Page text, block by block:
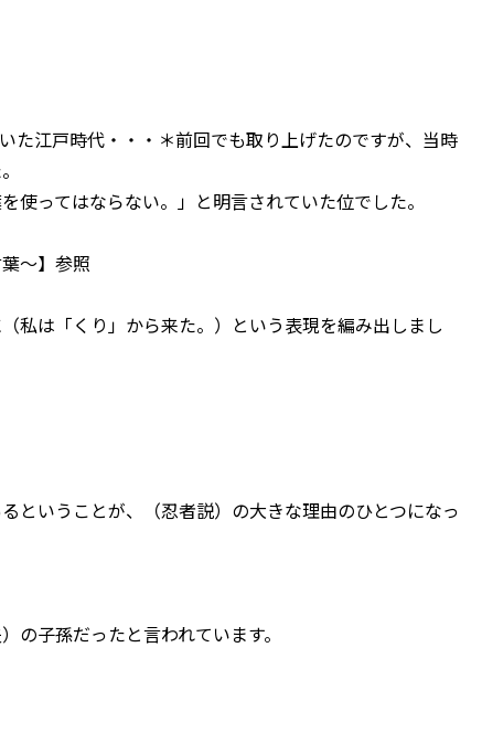
た江戸時代・・・＊前回でも取り上げたのですが、当時
使ってはならない。」と明言されていた位でした。
～】参照
私は「くり」から来た。）という表現を編み出しまし
ということが、（忍者説）の大きな理由のひとつになっ
の子孫だったと言われています。